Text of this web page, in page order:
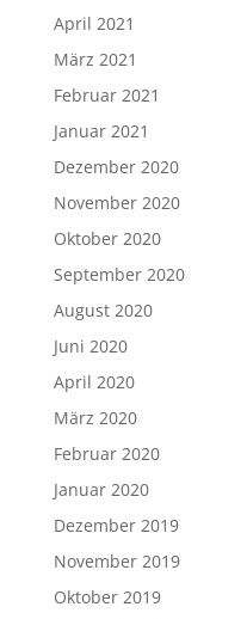
April 2021
März 2021
Februar 2021
Januar 2021
Dezember 2020
November 2020
Oktober 2020
September 2020
August 2020
Juni 2020
April 2020
März 2020
Februar 2020
Januar 2020
Dezember 2019
November 2019
Oktober 2019